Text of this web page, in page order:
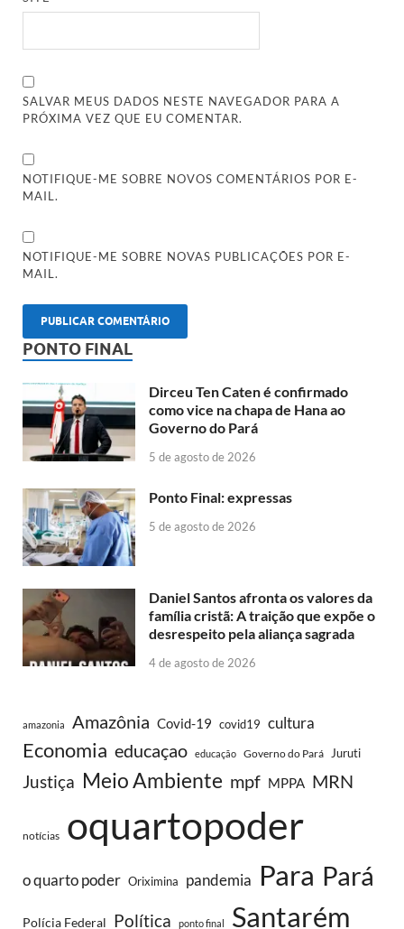
SALVAR MEUS DADOS NESTE NAVEGADOR PARA A
PRÓXIMA VEZ QUE EU COMENTAR.
NOTIFIQUE-ME SOBRE NOVOS COMENTÁRIOS POR E-
MAIL.
NOTIFIQUE-ME SOBRE NOVAS PUBLICAÇÕES POR E-
MAIL.
PONTO FINAL
Dirceu Ten Caten é confirmado
como vice na chapa de Hana ao
Governo do Pará
5 de agosto de 2026
Ponto Final: expressas
5 de agosto de 2026
Daniel Santos afronta os valores da
família cristã: A traição que expõe o
desrespeito pela aliança sagrada
4 de agosto de 2026
amazonia Amazônia Covid-19 covid19 cultura
Economia educaçao educação Governo do Pará Juruti
Justiça Meio Ambiente mpf MPPA MRN
notícias oquartopoder
o quarto poder Oriximina pandemia Para Pará
Polícia Federal Política ponto final Santarém